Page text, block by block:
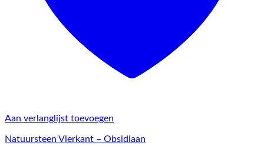
Aan verlanglijst toevoegen
Natuursteen Vierkant – Obsidiaan